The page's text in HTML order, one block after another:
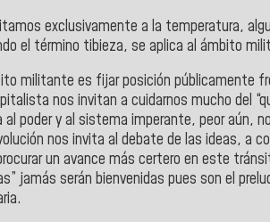
exclusivamente a la temperatura,
el término tibieza, se aplica al ámbito
militante es fijar posición públicamente
nos invitan a cuidarnos mucho del
poder y al sistema imperante, peor aún,
nos invita al debate de las ideas, a
un avance más certero en este
jamás serán bienvenidas pues son el